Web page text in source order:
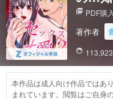
picture_as_pdf PDF購
著作者
face 113,923
本作品は成人向け作品ではあ
まれています。閲覧はご自身